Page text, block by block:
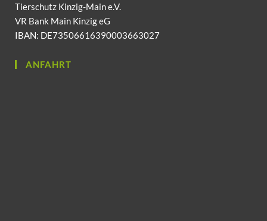
Tierschutz Kinzig-Main e.V.
VR Bank Main Kinzig eG
IBAN: DE73506616390003663027
ANFAHRT